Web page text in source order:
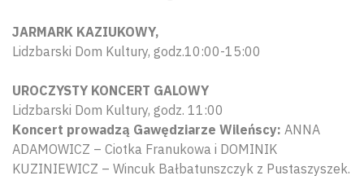
JARMARK KAZIUKOWY,
Lidzbarski Dom Kultury, godz.10:00-15:00
UROCZYSTY KONCERT GALOWY
Lidzbarski Dom Kultury, godz. 11:00
Koncert prowadzą Gawędziarze Wileńscy: ANNA
ADAMOWICZ – Ciotka Franukowa i DOMINIK
KUZINIEWICZ – Wincuk Bałbatunszczyk z Pustaszyszek.